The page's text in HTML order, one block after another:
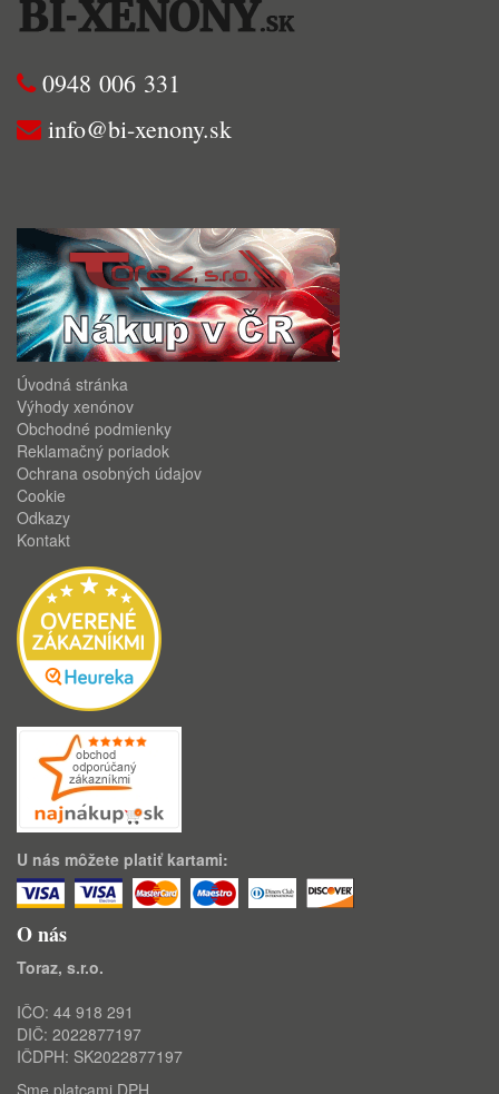
0948 006 331
info@bi-xenony.sk
Úvodná stránka
Výhody xenónov
Obchodné podmienky
Reklamačný poriadok
Ochrana osobných údajov
Cookie
Odkazy
Kontakt
U nás môžete platiť kartami:
O nás
Toraz, s.r.o.
IČO: 44 918 291
DIČ: 2022877197
IČDPH: SK2022877197
Sme platcami DPH.